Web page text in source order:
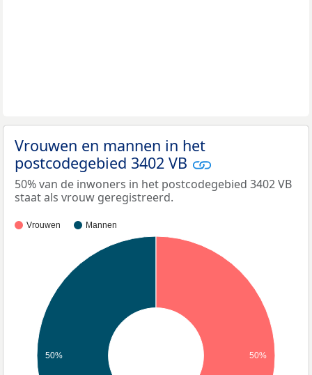
Vrouwen en mannen in het
postcodegebied 3402 VB
50% van de inwoners in het postcodegebied 3402 VB
staat als vrouw geregistreerd.
Vrouwen Mannen
50% 50%